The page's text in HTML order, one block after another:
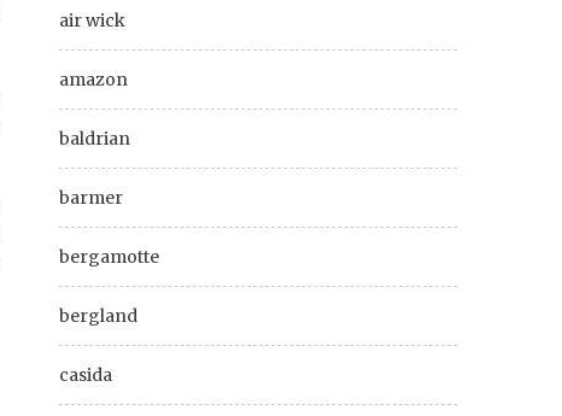
air wick
amazon
baldrian
barmer
bergamotte
bergland
casida